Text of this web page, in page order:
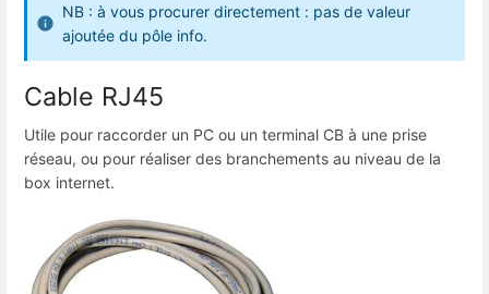
NB : à vous procurer directement : pas de valeur
ajoutée du pôle info.
Cable RJ45
Utile pour raccorder un PC ou un terminal CB à une prise
réseau, ou pour réaliser des branchements au niveau de la
box internet.